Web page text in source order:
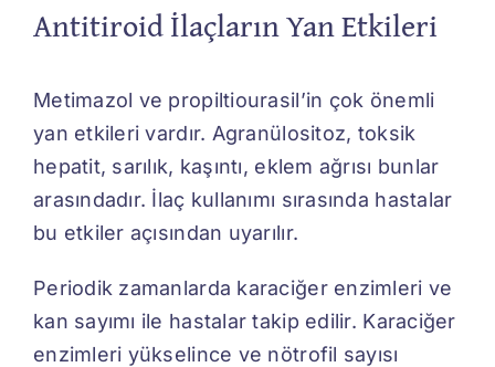
Antitiroid İlaçların Yan Etkileri
Metimazol ve propiltiourasil’in çok önemli
yan etkileri vardır. Agranülositoz, toksik
hepatit, sarılık, kaşıntı, eklem ağrısı bunlar
arasındadır. İlaç kullanımı sırasında hastalar
bu etkiler açısından uyarılır.
Periodik zamanlarda karaciğer enzimleri ve
kan sayımı ile hastalar takip edilir. Karaciğer
enzimleri yükselince ve nötrofil sayısı